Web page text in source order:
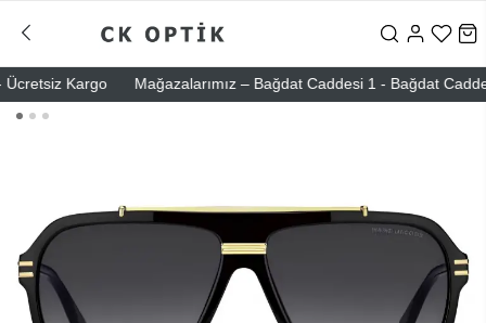
Kargo Mağazalarımız – Bağdat Caddesi 1 - Bağdat